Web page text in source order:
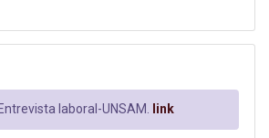
laboral-UNSAM. link